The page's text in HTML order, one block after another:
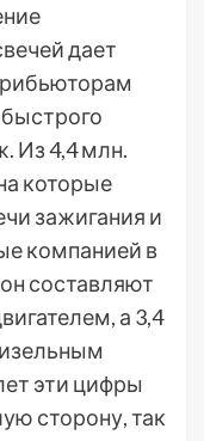
дает
Из 4,4 млн.
которые
зажигания и
компанией в
составляют
а 3,4
эти цифры
сторону, так